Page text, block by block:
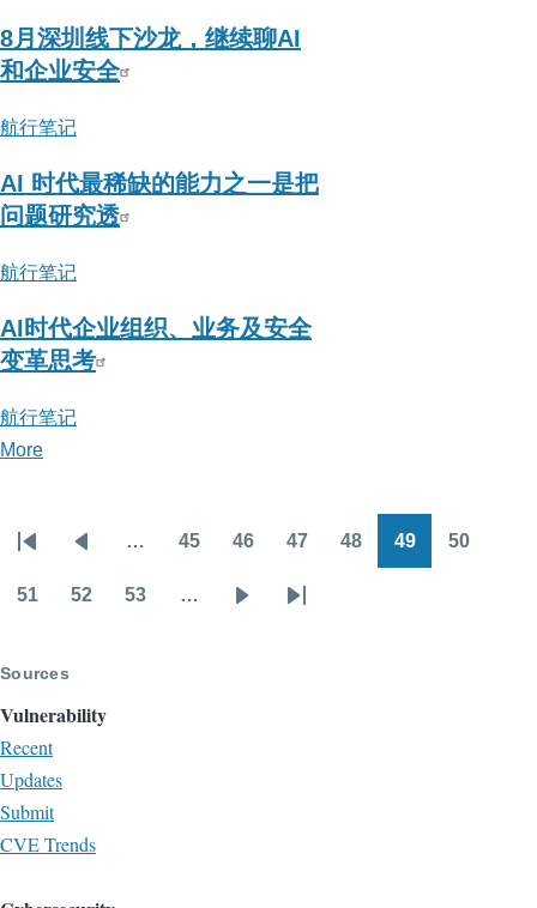
事
8月深圳线下沙龙，继续聊AI
和企业安全
航行笔记
AI 时代最稀缺的能力之一是把
问题研究透
航行笔记
AI时代企业组织、业务及安全
变革思考
航行笔记
More
Pagination
First
page
Previous
page
… 45 46 47 48 49 50
51 52 53 …
Last
Sources
Vulnerability
Recent
Updates
Submit
CVE Trends